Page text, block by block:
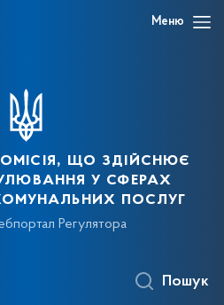
Меню
що здійснює
у сферах
послуг
Регулятора
Пошук